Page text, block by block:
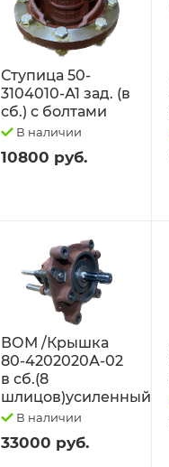
Ступица 50-
3104010-А1 зад. (в
сб.) с болтами
В наличии
10800 руб.
ВОМ /Крышка
80-4202020А-02
в сб.(8
шлицов)усиленный
В наличии
33000 руб.